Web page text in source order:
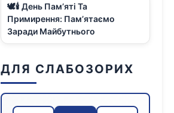
🕊️🕯️ День Пам’яті Та
Примирення: Пам’ятаємо
Заради Майбутнього
ДЛЯ СЛАБОЗОРИХ